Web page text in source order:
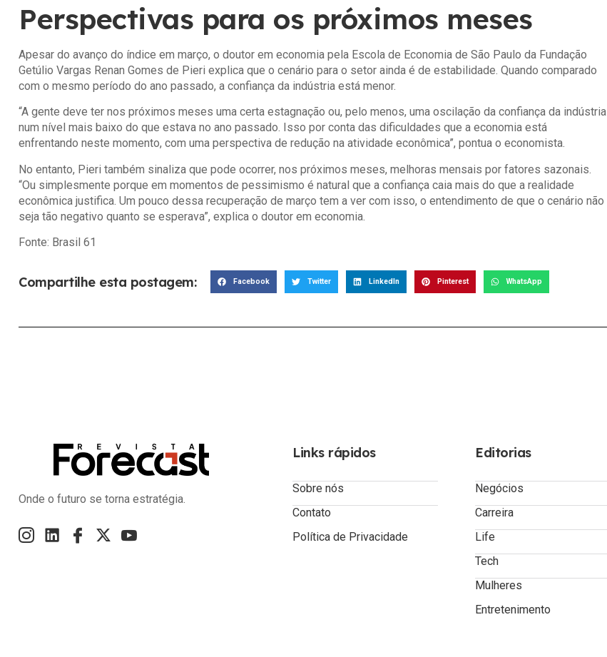
Perspectivas para os próximos meses
Apesar do avanço do índice em março, o doutor em economia pela Escola de Economia de São Paulo da Fundação
Getúlio Vargas Renan Gomes de Pieri explica que o cenário para o setor ainda é de estabilidade. Quando comparado
com o mesmo período do ano passado, a confiança da indústria está menor.
“A gente deve ter nos próximos meses uma certa estagnação ou, pelo menos, uma oscilação da confiança da indústria
num nível mais baixo do que estava no ano passado. Isso por conta das dificuldades que a economia está
enfrentando neste momento, com uma perspectiva de redução na atividade econômica”, pontua o economista.
No entanto, Pieri também sinaliza que pode ocorrer, nos próximos meses, melhoras mensais por fatores sazonais.
“Ou simplesmente porque em momentos de pessimismo é natural que a confiança caia mais do que a realidade
econômica justifica. Um pouco dessa recuperação de março tem a ver com isso, o entendimento de que o cenário não
seja tão negativo quanto se esperava”, explica o doutor em economia.
Fonte: Brasil 61
Compartilhe esta postagem: Facebook Twitter LinkedIn Pinterest WhatsApp
Onde o futuro se torna estratégia.
Links rápidos
Sobre nós
Contato
Política de Privacidade
Editorias
Negócios
Carreira
Life
Tech
Mulheres
Entretenimento